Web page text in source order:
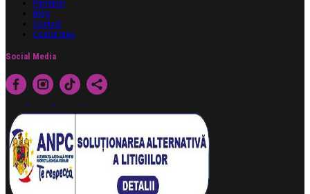
Parteneri
Blog
Contact
Contul meu
Social Media